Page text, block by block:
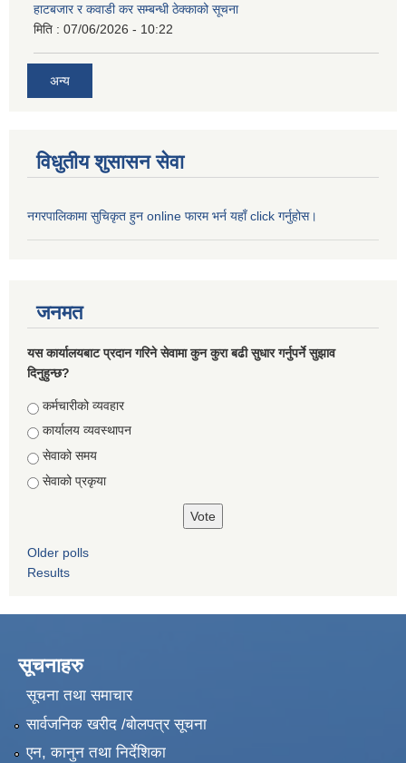
हाटबजार र कवाडी कर सम्बन्धी ठेक्काको सूचना
मिति : 07/06/2026 - 10:22
अन्य
विधुतीय शुसासन सेवा
नगरपालिकामा सुचिकृत हुन online फारम भर्न यहाँ click गर्नुहोस।
जनमत
यस कार्यालयबाट प्रदान गरिने सेवामा कुन कुरा बढी सुधार गर्नुपर्ने सुझाव
दिनुहुन्छ?
Choices
कर्मचारीको व्यवहार
कार्यालय व्यवस्थापन
सेवाको समय
सेवाको प्रकृया
Older polls
Results
सूचनाहरु
सूचना तथा समाचार
सार्वजनिक खरीद /बोलपत्र सूचना
एन, कानुन तथा निर्देशिका